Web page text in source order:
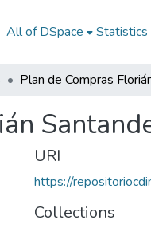
All of DSpace Statistics
URI
https://
Collections